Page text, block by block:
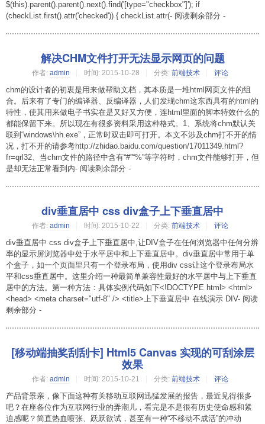
$(this).parent().parent().next().find('[type="checkbox"]'); if
(checkList.first().attr('checked')) { checkList.attr(- 阅读剩余部分 -
解决CHM文件打开无法显示网页的问题
作者: admin 时间: 2015-10-28 分类: 前端技术 评论
chm的设计者的初衷是用来做帮助文档，其本质是一堆html网页文件的组
合。后来有了专门的编译器、反编译器，人们发现chm这东西具有的html的
特性，使其用来做电子书实在是又好又方便，连html里面的脚本特效什么的
都能保留下来。所以现在有很多资料采用这种格式。1、系统将chm默认关
联到“windows\hh.exe”，正常时双击即可打开。本文不涉及chm打不开的情
况，打不开的请参考http://zhidao.baidu.com/question/17011349.html?
fr=qrl32、当chm文件的路径中含有“#”“%”等字符时，chm文件能够打开，但
是却无法正常看到内- 阅读剩余部分 -
div垂直居中 css div盒子上下垂直居中
作者: admin 时间: 2015-10-22 分类: 前端技术 评论
div垂直居中 css div盒子上下垂直居中,让DIV盒子在任何浏览器中任何分辨
率的显示屏浏览器中处于水平居中和上下垂直居中。div垂直居中常用于单
个盒子，如一个页面里只有一个登录布局，使用div css让这个登录布局水
平和css垂直居中。这里介绍一种最简单兼容性最好的水平居中与上下垂直
居中的方法。第一种方法：具体实例代码如下<!DOCTYPE html> <html>
<head> <meta charset="utf-8" /> <title>上下垂直居中 在线演示 DIV- 阅读
剩余部分 -
[移动端抽奖刮刮卡] Html5 Canvas 实现的可刮涂层
效果
作者: admin 时间: 2015-10-21 分类: 前端技术 评论
产品背景亲，像下面这种有关移动互联网迅猛发展的报告，最近见得很多
吧？在座各位作为互联网行业的弄潮儿，看完是不是很有历史使命感和紧
迫感呢？简直热血喷张、跃跃欲试，甚至有一种“不移动不成活”的冲动